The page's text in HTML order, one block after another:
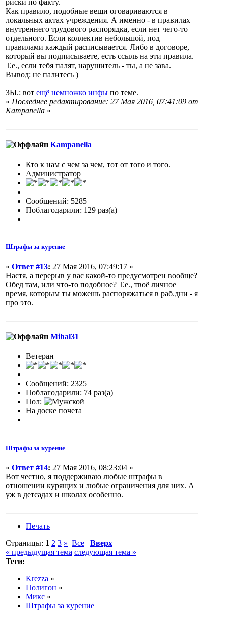
риски по факту.
Как правило, подобные вещи оговариваются в
локальных актах учреждения. А именно - в правилах
внутреннего трудового распорядка, если нет чего-то
отдельного. Если коллектив небольшой, под
правилами каждый расписывается. Либо в договоре,
который вы подписываете, есть ссыль на эти правила.
Т.е., если тебя палят, нарушитель - ты, а не зава.
Вывод: не палитесь )
ЗЫ.: вот ещё немножко инфы по теме.
« Последнее редактирование: 27 Мая 2016, 07:41:09 от
Кampanella »
Кampanella
Кто к нам с чем за чем, тот от того и того.
Администратор
Сообщений: 5285
Поблагодарили: 129 раз(а)
Штрафы за курение
« Ответ #13: 27 Мая 2016, 07:49:17 »
Настя, а перерыв у вас какой-то предусмотрен вообще?
Обед там, или что-то подобное? Т.е., твоё личное
время, которым ты можешь распоряжаться в раб.дни - я
про это.
Mihal31
Ветеран
Сообщений: 2325
Поблагодарили: 74 раз(а)
Пол:
На доске почета
Штрафы за курение
« Ответ #14: 27 Мая 2016, 08:23:04 »
Вот честно, я поддерживаю любые штрафы в
отношении курящих и любые ограничения для них. А
уж в детсадах и школах особенно.
Печать
Страницы: 1 2 3 » Все
Вверх
« предыдущая тема следующая тема »
Теги:
Krezza »
Полигон »
Микс »
Штрафы за курение